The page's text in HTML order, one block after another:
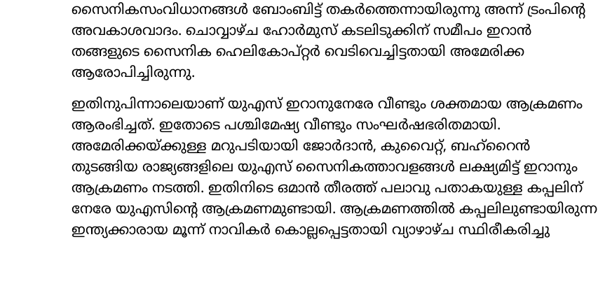
സൈനികസംവിധാനങ്ങൾ ബോംബിട്ട് തകർത്തെന്നായിരുന്നു അന്ന് ട്രംപിന്‍റെ
അവകാശവാദം. ചൊവ്വാഴ്ച ഹോർമുസ് കടലിടുക്കിന് സമീപം ഇറാൻ
തങ്ങളുടെ സൈനിക ഹെലികോപ്റ്റർ വെടിവെച്ചിട്ടതായി അമേരിക്ക
ആരോപിച്ചിരുന്നു.
ഇതിനുപിന്നാലെയാണ് യുഎസ് ഇറാനുനേരേ വീണ്ടും ശക്തമായ ആക്രമണം
ആരംഭിച്ചത്. ഇതോടെ പശ്ചിമേഷ്യ വീണ്ടും സംഘർഷഭരിതമായി.
അമേരിക്കയ്ക്കുള്ള മറുപടിയായി ജോർദാൻ, കുവൈറ്റ്, ബഹ്‌റൈൻ
തുടങ്ങിയ രാജ്യങ്ങളിലെ യുഎസ് സൈനികത്താവളങ്ങൾ ലക്ഷ്യമിട്ട് ഇറാനും
ആക്രമണം നടത്തി. ഇതിനിടെ ഒമാൻ തീരത്ത് പലാവു പതാകയുള്ള കപ്പലിന്
നേരേ യുഎസിന്റെ ആക്രമണമുണ്ടായി. ആക്രമണത്തിൽ കപ്പലിലുണ്ടായിരുന്ന
ഇന്ത്യക്കാരായ മൂന്ന് നാവികർ കൊല്ലപ്പെട്ടതായി വ്യാഴാഴ്ച സ്ഥിരീകരിച്ചു